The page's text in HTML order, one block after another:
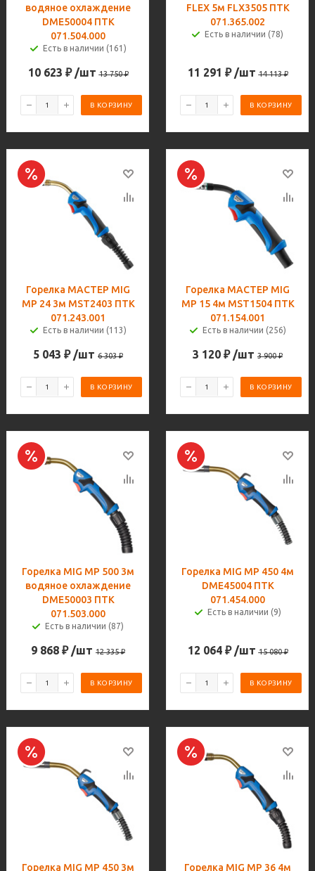
водяное охлаждение
DME50004 ПТК
071.504.000
Есть в наличии (161)
10 623 ₽ /шт 13 750₽
В КОРЗИНУ
FLEX 5м FLX3505 ПТК
071.365.002
Есть в наличии (78)
11 291 ₽ /шт 14 113₽
В КОРЗИНУ
Горелка МАСТЕР MIG
MP 24 3м MST2403 ПТК
071.243.001
Есть в наличии (113)
5 043 ₽ /шт 6 303₽
В КОРЗИНУ
Горелка МАСТЕР MIG
MP 15 4м MST1504 ПТК
071.154.001
Есть в наличии (256)
3 120 ₽ /шт 3 900₽
В КОРЗИНУ
Горелка MIG MP 500 3м
водяное охлаждение
DME50003 ПТК
071.503.000
Есть в наличии (87)
9 868 ₽ /шт 12 335₽
В КОРЗИНУ
Горелка MIG MP 450 4м
DME45004 ПТК
071.454.000
Есть в наличии (9)
12 064₽ /шт 15 080₽
В КОРЗИНУ
Горелка MIG MP 450 3м Горелка MIG MP 36 4м